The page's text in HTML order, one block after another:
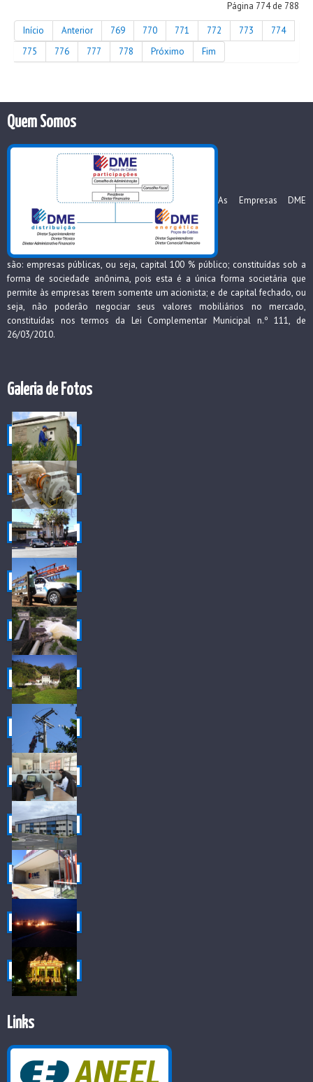
Página 774 de 788
Início Anterior 769 770 771 772 773
774
775
776 777 778 Próximo Fim
Quem Somos
As Empresas DME
são: empresas públicas, ou seja, capital 100 % público; constituídas sob a
forma de sociedade anônima, pois esta é a única forma societária que
permite às empresas terem somente um acionista; e de capital fechado, ou
seja, não poderão negociar seus valores mobiliários no mercado,
constituídas nos termos da Lei Complementar Municipal n.º 111, de
26/03/2010.
Galeria de Fotos
Links